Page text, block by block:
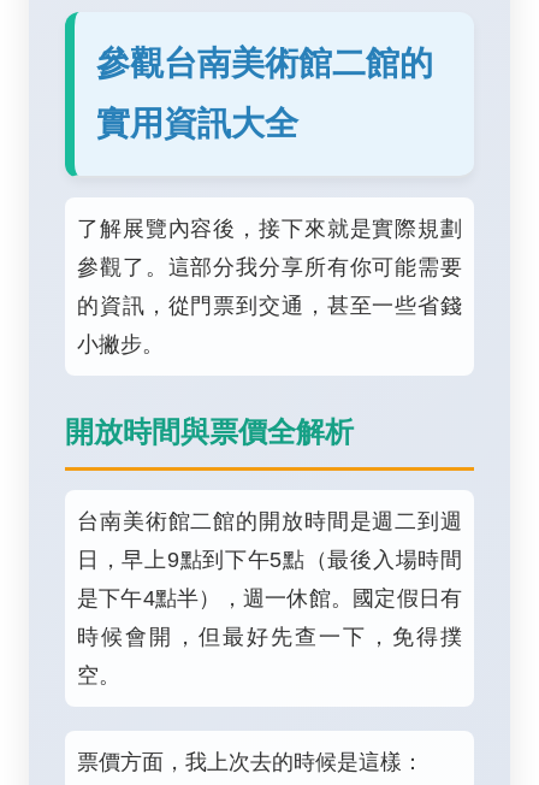
參觀台南美術館二館的
實用資訊大全
了解展覽內容後，接下來就是實際規劃
參觀了。這部分我分享所有你可能需要
的資訊，從門票到交通，甚至一些省錢
小撇步。
開放時間與票價全解析
台南美術館二館的開放時間是週二到週
日，早上9點到下午5點（最後入場時間
是下午4點半），週一休館。國定假日有
時候會開，但最好先查一下，免得撲
空。
票價方面，我上次去的時候是這樣：